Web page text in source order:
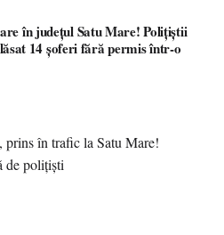
în județul Satu Mare! Polițiștii
14 șoferi fără permis într-o